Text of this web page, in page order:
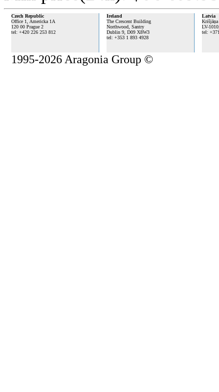
Czech Republic
Office 1, Americka 1A
120 00 Prague 2
tel: +420 226 253 812
Ireland
The Crescent Building
Northwood, Santry
Dublin 9, D09 X8W3
tel: +353 1 893 4928
Latvia
Krišjāņa
LV-
tel:
1995-2026 Aragonia Group ©